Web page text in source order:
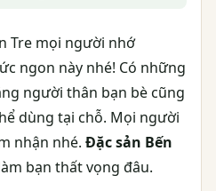
Tre mọi người nhớ
ngon này nhé! Có những
người thân bạn bè cũng
dùng tại chỗ. Mọi người
nhận nhé. Đặc sản Bến
bạn thất vọng đâu.